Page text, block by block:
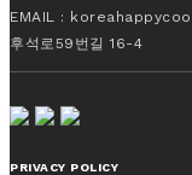
EMAIL :
후석로59번길 16-4
PRIVACY POLICY